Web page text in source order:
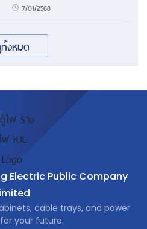
7/01/2568
งหมด
Electric Public Company
cable trays, and power
your future.